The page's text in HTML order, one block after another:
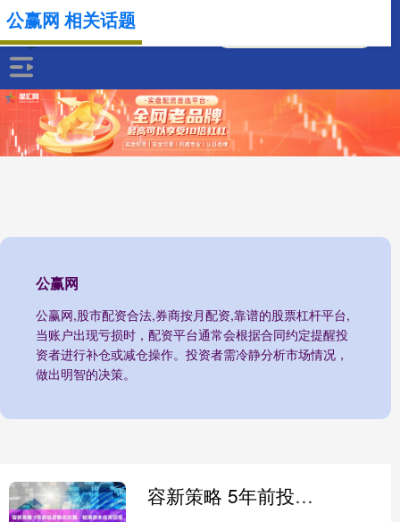
公赢网
公赢网,股市配资合法,券商按月配资,靠谱的股票杠杆平台,
当账户出现亏损时，配资平台通常会根据合同约定提醒投
资者进行补仓或减仓操作。投资者需冷静分析市场情况，
做出明智的决策。
公赢网 相关话题
容新策略 5年前投资联讯仪器，硅港资本投资回报或逾80倍